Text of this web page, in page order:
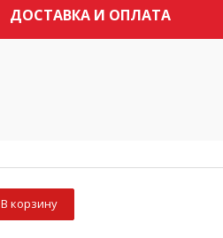
ДОСТАВКА И ОПЛАТА
В корзину